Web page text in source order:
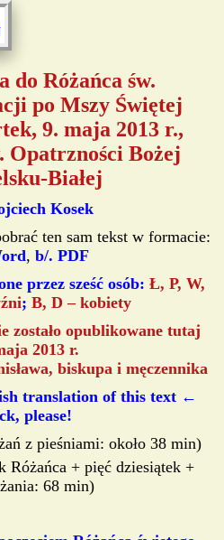
do Różańca św.
po Mszy Świętej
9. maja 2013 r.,
Opatrzności Bożej
Białej
Kosek
ten sam tekst w formacie:
, b/. PDF
przez sześć osób: Ł, P, W,
; B, D – kobiety
zostało opublikowane tutaj
2013 r.
biskupa i męczennika
translation of this text ←
please!
z pieśniami: około 38 min)
Różańca + pięć dziesiątek +
68 min)